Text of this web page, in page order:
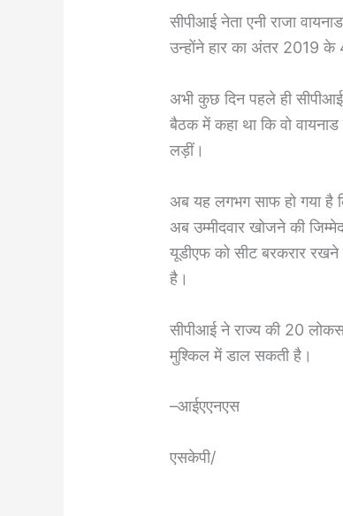
सीपीआई नेता एनी राजा
उन्होंने हार का अंतर 2019 के
अभी कुछ दिन पहले ही सीपीआई
बैठक में कहा था कि वो
लड़ीं।
अब यह लगभग साफ हो गया है
अब उम्मीदवार खोजने की
यूडीएफ को सीट बरकरार रखने
है।
सीपीआई ने राज्य की 20
मुश्किल में डाल सकती है।
–आईएएनएस
एसकेपी/